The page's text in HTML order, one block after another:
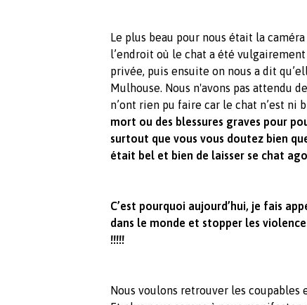
Le plus beau pour nous était la
l’endroit où le chat a été
privée, puis ensuite on nous a dit
Mulhouse. Nous n'avons pas attendu
n’ont rien pu faire car le chat n’est ni
mort ou des blessures graves pour
surtout que vous vous doutez bien
était bel et bien de laisser se chat
C’est pourquoi aujourd’hui, je fais
dans le monde et stopper les
!!!!!
Nous voulons retrouver les